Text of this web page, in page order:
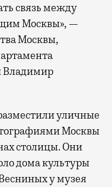
связь между
Москвы», —
Москвы,
Владимир
уличные
Москвы
столицы. Они
дома культуры
у музея